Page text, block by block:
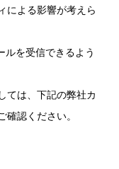
による影響が考えら
ルを受信できるよう
ては、下記の弊社カ
確認ください。